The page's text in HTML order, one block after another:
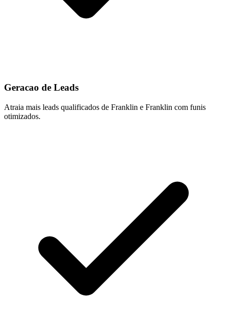
Geracao de Leads
Atraia mais leads qualificados de Franklin e Franklin com funis
otimizados.